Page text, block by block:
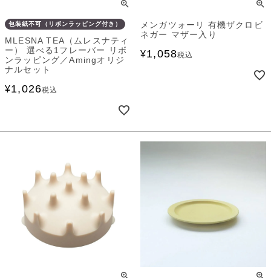
包装紙不可（リボンラッピング付き）
MLESNA TEA（ムレスナティ
ー） 選べる1フレーバー リボ
ンラッピング／Amingオリジ
ナルセット
¥1,026税込
メンガツォーリ 有機ザクロビ
ネガー マザー入り
¥1,058税込